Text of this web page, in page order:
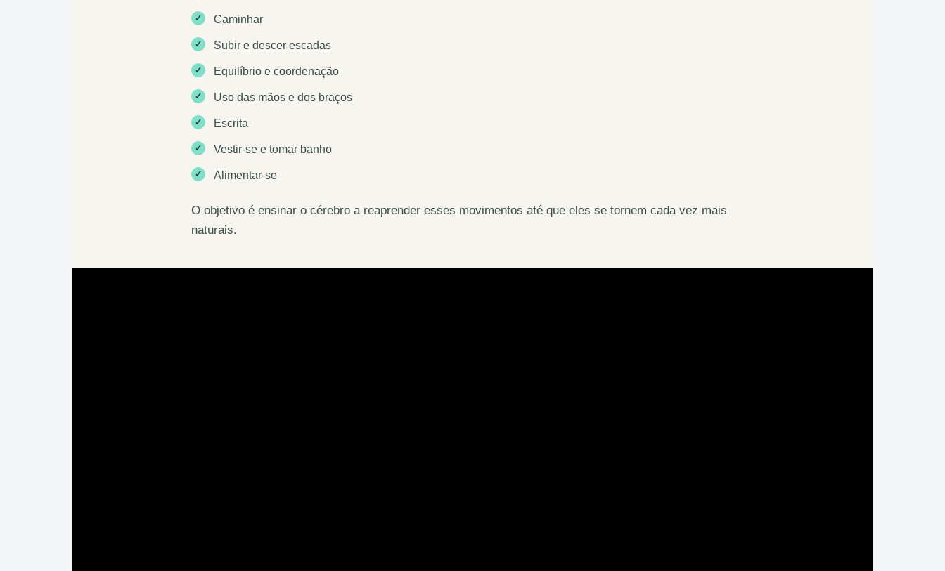
✓ Caminhar
✓ Subir e descer escadas
✓ Equilíbrio e coordenação
✓ Uso das mãos e dos braços
✓ Escrita
✓ Vestir-se e tomar banho
✓ Alimentar-se
O objetivo é ensinar o cérebro a reaprender esses movimentos até que eles se tornem cada vez mais
naturais.